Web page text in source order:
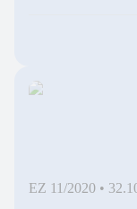
EZ 11/2020 •